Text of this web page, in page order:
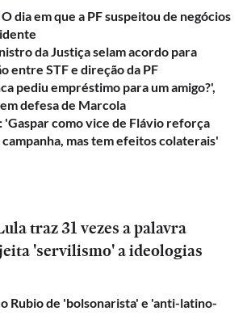
dia em que a PF suspeitou de negócios
da Justiça selam acordo para
entre STF e direção da PF
pediu empréstimo para um amigo?',
defesa de Marcola
'Gaspar como vice de Flávio reforça
mas tem efeitos colaterais'
traz 31 vezes a palavra
'servilismo' a ideologias
Rubio de 'bolsonarista' e 'anti-latino-